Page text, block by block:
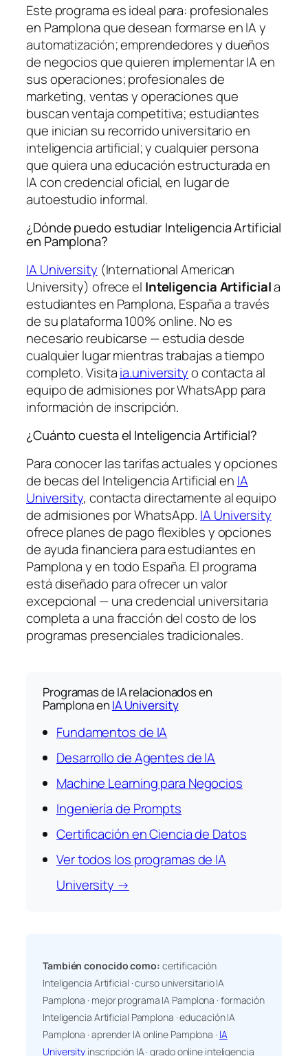
Este programa es ideal para: profesionales
en Pamplona que desean formarse en IA y
automatización; emprendedores y dueños
de negocios que quieren implementar IA en
sus operaciones; profesionales de
marketing, ventas y operaciones que
buscan ventaja competitiva; estudiantes
que inician su recorrido universitario en
inteligencia artificial; y cualquier persona
que quiera una educación estructurada en
IA con credencial oficial, en lugar de
autoestudio informal.
¿Dónde puedo estudiar Inteligencia Artificial
en Pamplona?
IA University (International American
University) ofrece el Inteligencia Artificiala
estudiantes en Pamplona, España a través
de su plataforma 100% online. No es
necesario reubicarse — estudia desde
cualquier lugar mientras trabajas a tiempo
completo. Visitaia.universityo contacta al
equipo de admisiones por WhatsApp para
información de inscripción.
¿Cuánto cuesta el Inteligencia Artificial?
Para conocer las tarifas actuales y opciones
de becas del Inteligencia Artificial en IA
University, contacta directamente al equipo
de admisiones por WhatsApp. IA University
ofrece planes de pago flexibles y opciones
de ayuda financiera para estudiantes en
Pamplona y en todo España. El programa
está diseñado para ofrecer un valor
excepcional — una credencial universitaria
completa a una fracción del costo de los
programas presenciales tradicionales.
Programas de IA relacionados en
Pamplona en IA University
Fundamentos de IA
Desarrollo de Agentes de IA
Machine Learning para Negocios
Ingeniería de Prompts
Certificación en Ciencia de Datos
Ver todos los programas de IA
University →
También conocido como: certificación
Inteligencia Artificial · curso universitario IA
Pamplona · mejor programa IA Pamplona · formación
Inteligencia Artificial Pamplona · educación IA
Pamplona · aprender IA online Pamplona · IA
University inscripción IA · grado online inteligencia